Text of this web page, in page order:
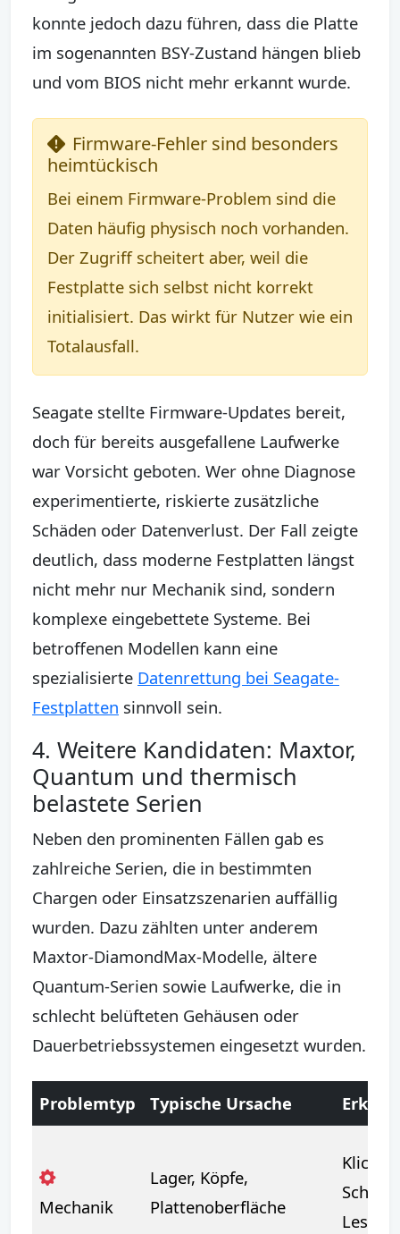
konnte jedoch dazu führen, dass die Platte
im sogenannten BSY-Zustand hängen blieb
und vom BIOS nicht mehr erkannt wurde.
Firmware-Fehler sind besonders
heimtückisch
Bei einem Firmware-Problem sind die
Daten häufig physisch noch vorhanden.
Der Zugriff scheitert aber, weil die
Festplatte sich selbst nicht korrekt
initialisiert. Das wirkt für Nutzer wie ein
Totalausfall.
Seagate stellte Firmware-Updates bereit,
doch für bereits ausgefallene Laufwerke
war Vorsicht geboten. Wer ohne Diagnose
experimentierte, riskierte zusätzliche
Schäden oder Datenverlust. Der Fall zeigte
deutlich, dass moderne Festplatten längst
nicht mehr nur Mechanik sind, sondern
komplexe eingebettete Systeme. Bei
betroffenen Modellen kann eine
spezialisierte Datenrettung bei Seagate-
Festplatten sinnvoll sein.
4. Weitere Kandidaten: Maxtor,
Quantum und thermisch
belastete Serien
Neben den prominenten Fällen gab es
zahlreiche Serien, die in bestimmten
Chargen oder Einsatzszenarien auffällig
wurden. Dazu zählten unter anderem
Maxtor-DiamondMax-Modelle, ältere
Quantum-Serien sowie Laufwerke, die in
schlecht belüfteten Gehäusen oder
Dauerbetriebssystemen eingesetzt wurden.
Problemtyp Typische Ursache
Mechanik
Lager, Köpfe,
Plattenoberfläche
Klicken,